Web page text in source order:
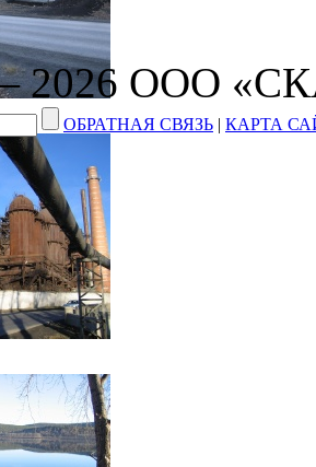
2026 ООО
ОБРАТНАЯ СВЯЗЬ | КАРТА